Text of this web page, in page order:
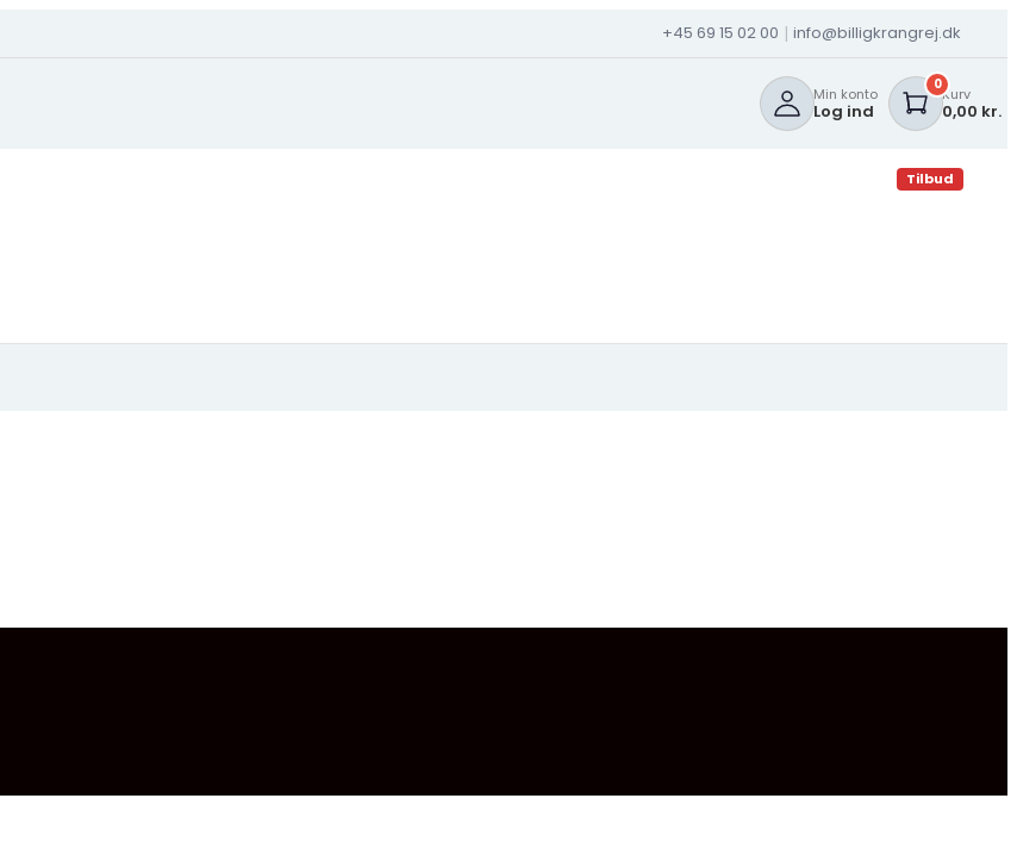
+45 69 15 02 00 | info@billigkrangrej.dk
Min konto
Log ind
0Kurv
0,00 kr.
Tilbud